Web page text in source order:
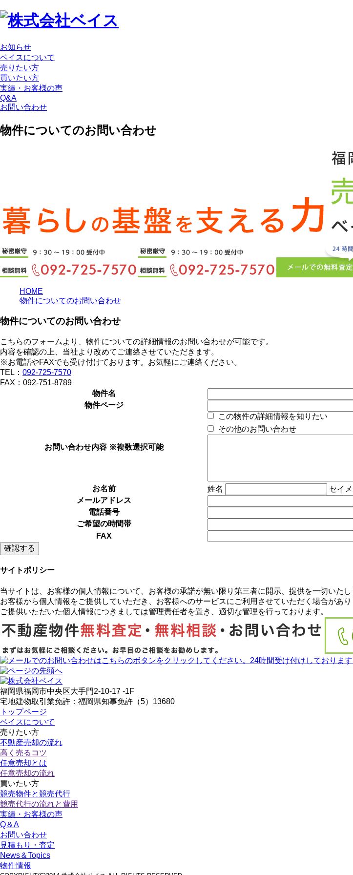
お知らせ
ベイスについて
売りたい方
買いたい方
実績・お客様の声
Q&A
お問い合わせ
物件についてのお問い合わせ
HOME
物件についてのお問い合わせ
物件についてのお問い合わせ
こちらのフォームより、物件についての詳細情報のお問い合わせが可能です。
内容を確認の上、当社より改めてご連絡させていただきます。
※お電話やFAXでも受け付けております。お気軽にご連絡ください。
TEL： 092-725-7570
FAX：092-751-8789
物件名
物件ページ
お問い合わせ内容 ※複数選択可能
この物件の詳細情報を知りたい
その他のお問い合わせ
お名前 姓名
セイメ
メールアドレス
電話番号
ご希望の時間帯
FAX
サイトポリシー
当サイトは、お客様の個人情報について、お客様の承諾が無い限り第三者に開示、提供を一切いたし
お客様から個人情報をご提供していただき、お客様へのサービスにご利用させていただく場合があ
ご提供いただいた個人情報につきましては管理責任者を置き、適切な管理を行っております。
福岡県福岡市中央区大手門2-10-17 -1F
宅地建物取引業免許：福岡県知事免許（5）13680
トップページ
ベイスについて
売りたい方
不動産売却の流れ
高く売るコツ
任意売却とは
任意売却の流れ
買いたい方
競売物件と競売代行
競売代行の流れと費用
実績・お客様の声
Q＆A
お問い合わせ
見積もり・査定
News＆Topics
物件情報